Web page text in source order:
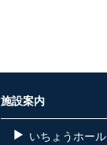
施設案内
いちょうホール